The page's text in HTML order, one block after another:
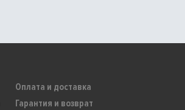
Оплата и доставка
Гарантия и возврат